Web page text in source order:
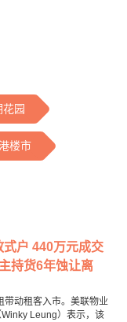
花园
楼市
户 440万元成交
持货6年蚀让离
带动租客入市。美联物业
Leung）表示，该